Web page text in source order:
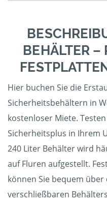
BEHÄLTER –
Hier buchen Sie die
Sicherheitsbehältern in
kostenloser Miete.
Sicherheitsplus in Ihrem
240 Liter Behälter wird
auf Fluren aufgestellt.
können Sie bequem über
verschließbaren